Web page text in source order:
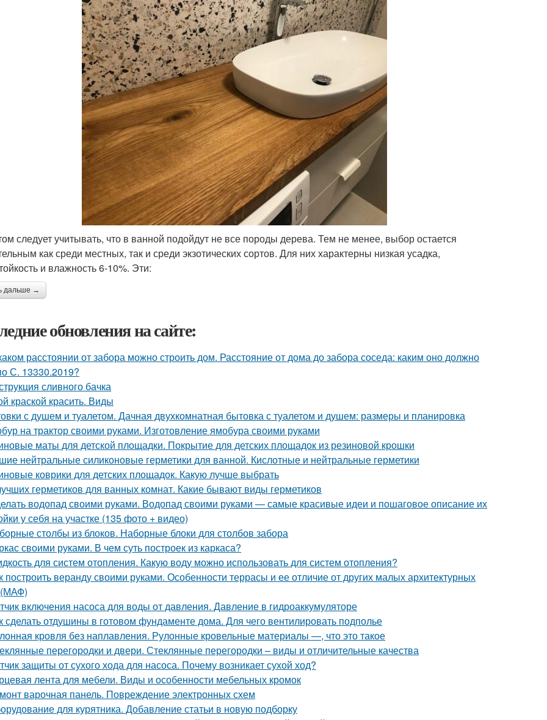
следует учитывать, что в ванной подойдут не все породы дерева. Тем не менее, выбор остается
как среди местных, так и среди экзотических сортов. Для них характерны низкая усадка,
и влажность 6-10%. Эти:
дальше →
обновления на сайте:
расстоянии от забора можно строить дом. Расстояние от дома до забора соседа: каким оно должно
С. 13330.2019?
сливного бачка
краской красить. Виды
с душем и туалетом. Дачная двухкомнатная бытовка с туалетом и душем: размеры и планировка
на трактор своими руками. Изготовление ямобура своими руками
маты для детской площадки. Покрытие для детских площадок из резиновой крошки
нейтральные силиконовые герметики для ванной. Кислотные и нейтральные герметики
коврики для детских площадок. Какую лучше выбрать
герметиков для ванных комнат. Какие бывают виды герметиков
водопад своими руками. Водопад своими руками — самые красивые идеи и пошаговое описание их
у себя на участке (135 фото + видео)
столбы из блоков. Наборные блоки для столбов забора
своими руками. В чем суть построек из каркаса?
для систем отопления. Какую воду можно использовать для систем отопления?
построить веранду своими руками. Особенности террасы и ее отличие от других малых архитектурных
включения насоса для воды от давления. Давление в гидроаккумуляторе
сделать отдушины в готовом фундаменте дома. Для чего вентилировать подполье
кровля без наплавления. Рулонные кровельные материалы —, что это такое
перегородки и двери. Стеклянные перегородки – виды и отличительные качества
защиты от сухого хода для насоса. Почему возникает сухой ход?
лента для мебели. Виды и особенности мебельных кромок
варочная панель. Повреждение электронных схем
для курятника. Добавление статьи в новую подборку